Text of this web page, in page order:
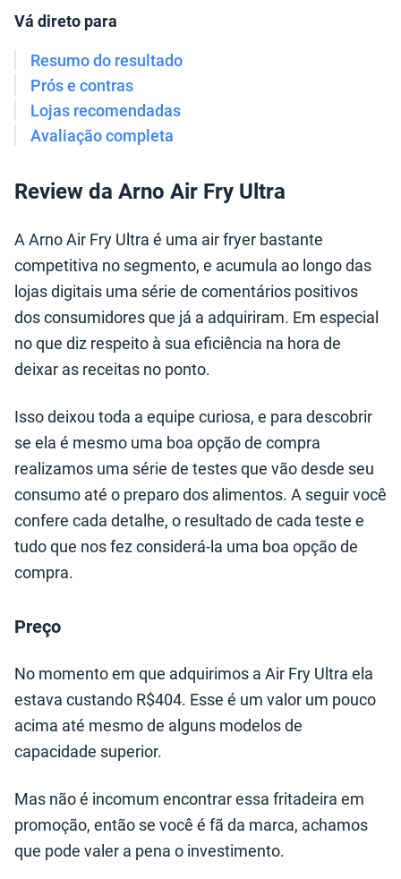
Vá direto para
Resumo do resultado
Prós e contras
Lojas recomendadas
Avaliação completa
Review da Arno Air Fry Ultra
A Arno Air Fry Ultra é uma air fryer bastante
competitiva no segmento, e acumula ao longo das
lojas digitais uma série de comentários positivos
dos consumidores que já a adquiriram. Em especial
no que diz respeito à sua eficiência na hora de
deixar as receitas no ponto.
Isso deixou toda a equipe curiosa, e para descobrir
se ela é mesmo uma boa opção de compra
realizamos uma série de testes que vão desde seu
consumo até o preparo dos alimentos. A seguir você
confere cada detalhe, o resultado de cada teste e
tudo que nos fez considerá-la uma boa opção de
compra.
Preço
No momento em que adquirimos a Air Fry Ultra ela
estava custando R$404. Esse é um valor um pouco
acima até mesmo de alguns modelos de
capacidade superior.
Mas não é incomum encontrar essa fritadeira em
promoção, então se você é fã da marca, achamos
que pode valer a pena o investimento.